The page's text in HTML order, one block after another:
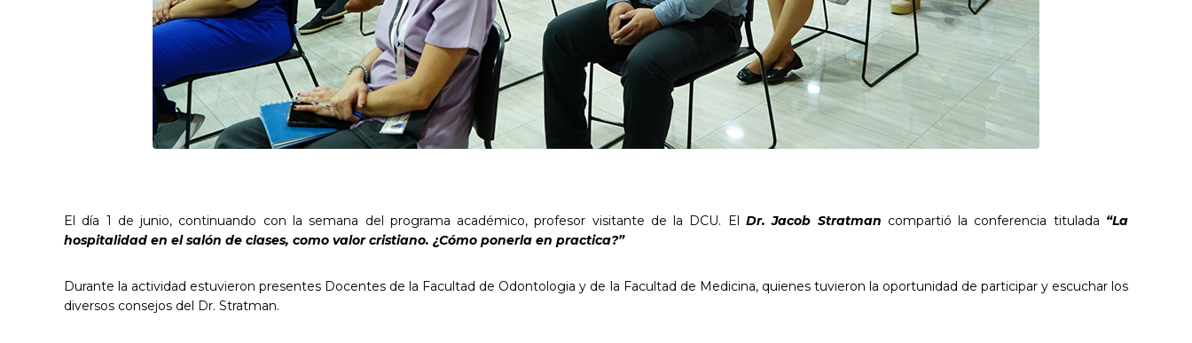
El día 1 de junio, continuando con la semana del programa académico, profesor visitante de la DCU. ElDr. Jacob Stratman compartió la conferencia titulada “La
hospitalidad en el salón de clases, como valor cristiano. ¿Cómo ponerla en practica?”
Durante la actividad estuvieron presentes Docentes de la Facultad de Odontologia y de la Facultad de Medicina, quienes tuvieron la oportunidad de participar y escuchar los
diversos consejos del Dr. Stratman.